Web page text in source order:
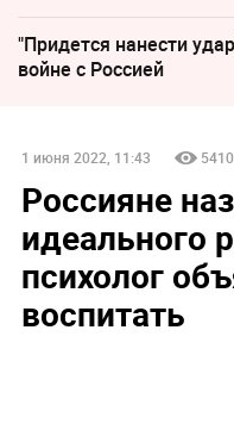
"Придется нанести
войне с Россией
1 июня 2022, 11:43 5410
Россияне
идеального
психолог
воспитать